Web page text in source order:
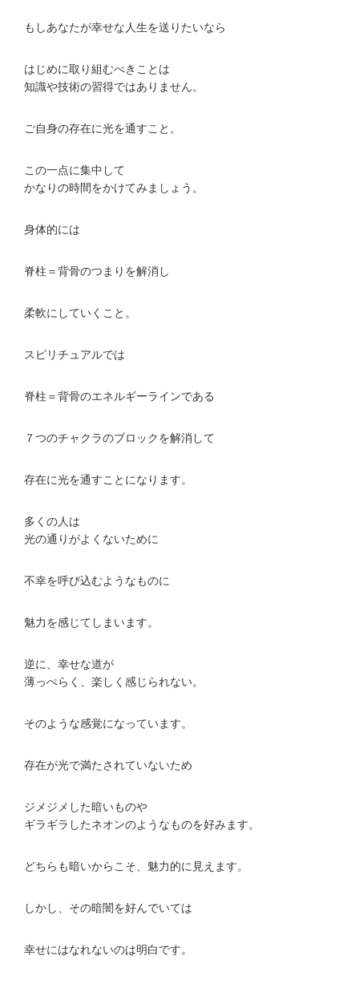
もしあなたが幸せな人生を送りたいなら
はじめに取り組むべきことは
知識や技術の習得ではありません。
ご自身の存在に光を通すこと。
この一点に集中して
かなりの時間をかけてみましょう。
身体的には
脊柱＝背骨のつまりを解消し
柔軟にしていくこと。
スピリチュアルでは
脊柱＝背骨のエネルギーラインである
７つのチャクラのブロックを解消して
存在に光を通すことになります。
多くの人は
光の通りがよくないために
不幸を呼び込むようなものに
魅力を感じてしまいます。
逆に、幸せな道が
薄っぺらく、楽しく感じられない。
そのような感覚になっています。
存在が光で満たされていないため
ジメジメした暗いものや
ギラギラしたネオンのようなものを好みます。
どちらも暗いからこそ、魅力的に見えます。
しかし、その暗闇を好んでいては
幸せにはなれないのは明白です。